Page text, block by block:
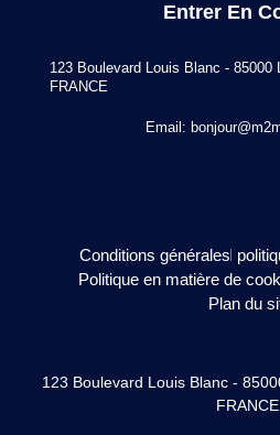
Entrer En
123 Boulevard Louis Blanc - 85000
FRANCE
Email:
Conditions générales
Politique en matière de
Plan du
123 Boulevard Louis Blanc -
FRANCE